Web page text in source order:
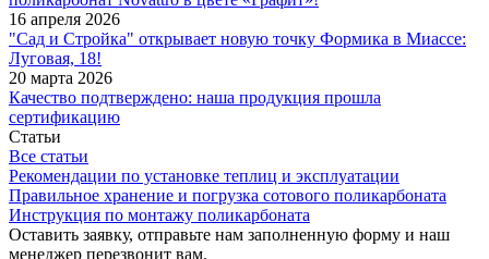
16 апреля 2026
"Сад и Стройка" открывает новую точку Формика в Миассе:
Луговая, 18!
20 марта 2026
Качество подтверждено: наша продукция прошла
сертификацию
Статьи
Все статьи
Рекомендации по установке теплиц и эксплуатации
Правильное хранение и погрузка сотового поликарбоната
Инструкция по монтажу поликарбоната
Оставить заявку, отправьте нам заполненную форму и наш
менеджер перезвонит вам.